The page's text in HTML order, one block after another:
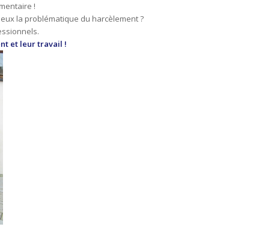
!
la problématique du harcèlement ?
et leur travail !